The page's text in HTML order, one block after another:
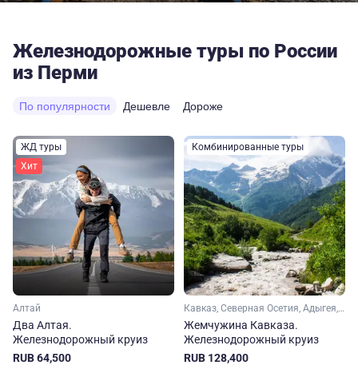
Железнодорожные туры по России
из Перми
По популярности Дешевле Дороже
ЖД туры
Хит
Алтай
Два Алтая.
Железнодорожный круиз
RUB 64,500
Комбинированные туры
Кавказ, Северная Осетия, Адыгея, Чечня, Дагестан, Эльбрус, Кабардино-Балкария
Жемчужина Кавказа.
Железнодорожный круиз
RUB 128,400